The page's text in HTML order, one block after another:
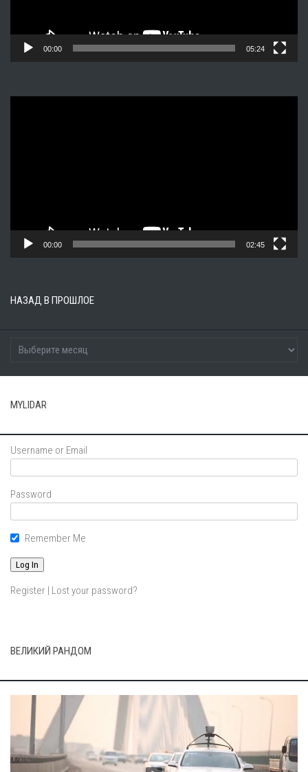
00:00 05:24
00:00 02:45
НАЗАД В ПРОШЛОЕ
MYLIDAR
Username or Email
Password
Remember Me
Register | Lost your password?
ВЕЛИКИЙ РАНДОМ